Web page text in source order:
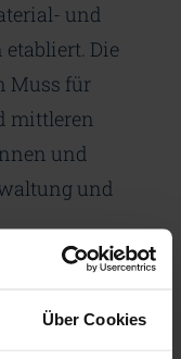
Über Cookies
und
Die
Muss für
mittleren
und
und
konkrete
Energie sparen,
und ihre